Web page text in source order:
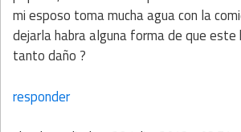
mi esposo toma mucha agua con la
dejarla habra alguna forma de que este
tanto daño ?
responder